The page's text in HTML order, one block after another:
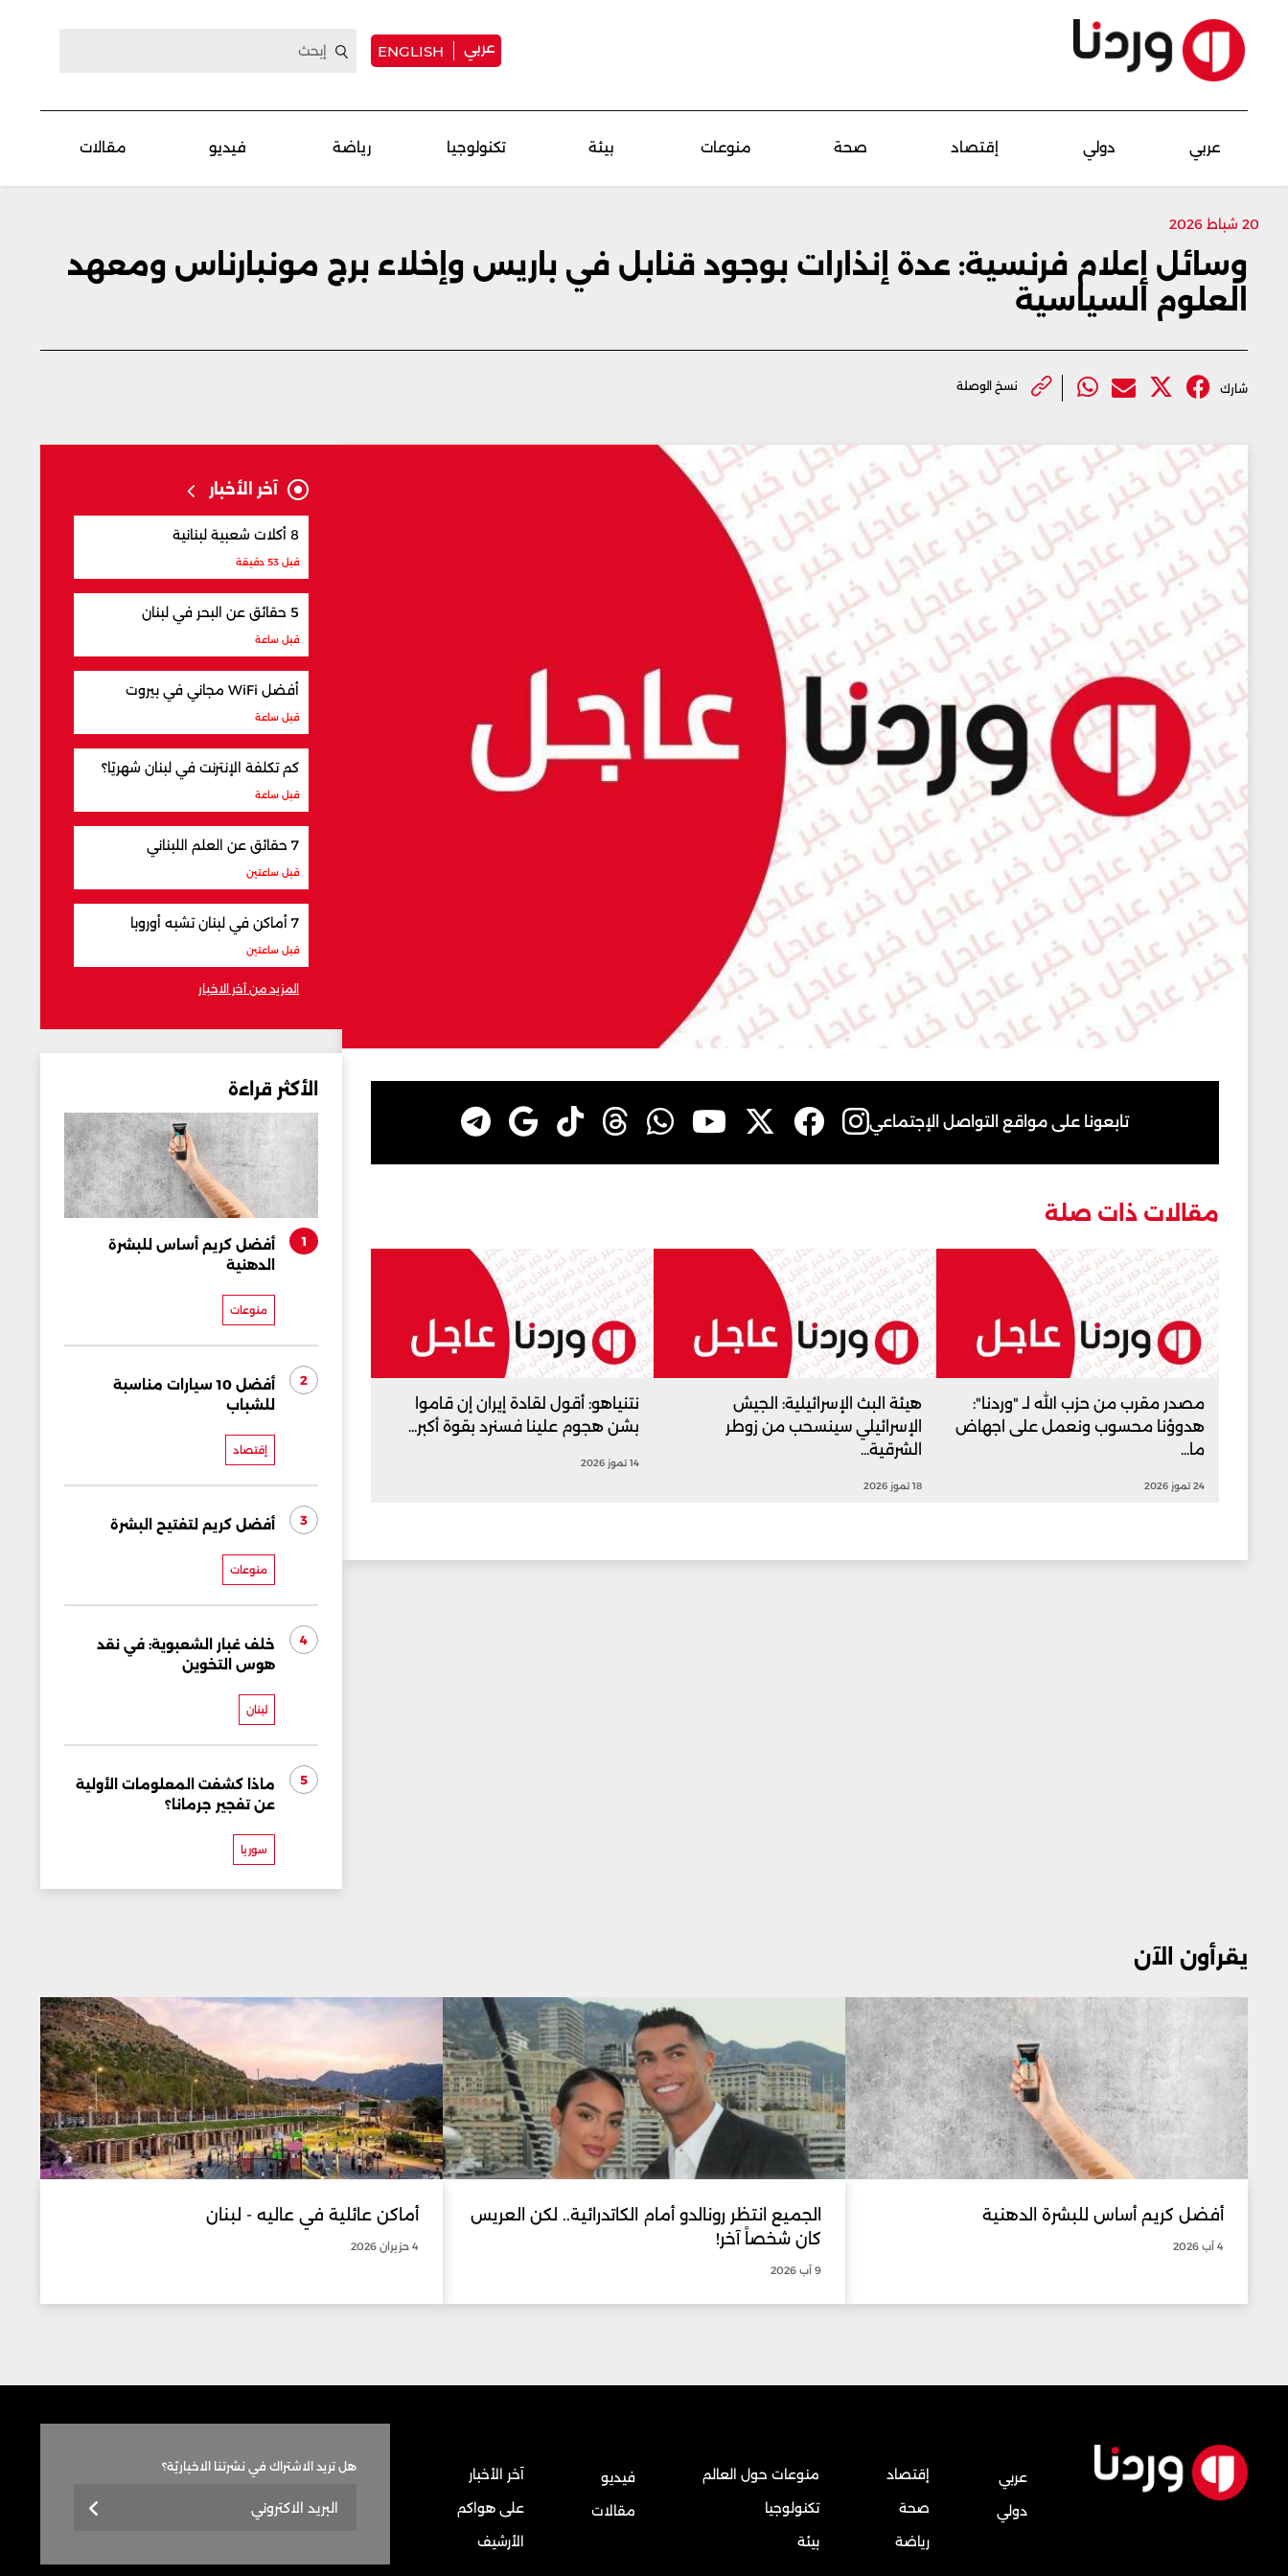
عربي ENGLISH
عربي دولي إقتصاد صحة منوعات بيئة تكنولوجيا رياضة فيديو مقالات
20 شباط 2026
وسائل إعلام فرنسية: عدة إنذارات بوجود قنابل في باريس وإخلاء برج مونبارناس ومعهد
العلوم السياسية
شارك نسخ الوصلة
تابعونا على مواقع التواصل الإجتماعي
مقالات ذات صلة
مصدر مقرب من حزب الله لـ "وردنا":
هدوؤنا محسوب ونعمل على اجهاض
ما...
24 تموز 2026
هيئة البث الإسرائيلية: الجيش
الإسرائيلي سينسحب من زوطر
الشرقية...
18 تموز 2026
نتنياهو: أقول لقادة إيران إن قاموا
بشن هجوم علينا فسنرد بقوة أكبر...
14 تموز 2026
آخر الأخبار
8 أكلات شعبية لبنانية
قبل 53 دقيقة
5 حقائق عن البحر في لبنان
قبل ساعة
أفضل WiFi مجاني في بيروت
قبل ساعة
كم تكلفة الإنترنت في لبنان شهريًا؟
قبل ساعة
7 حقائق عن العلم اللبناني
قبل ساعتين
7 أماكن في لبنان تشبه أوروبا
قبل ساعتين
المزيد من آخر الاخبار
الأكثر قراءة
1
أفضل كريم أساس للبشرة
الدهنية
منوعات
2
أفضل 10 سيارات مناسبة
للشباب
إقتصاد
3 أفضل كريم لتفتيح البشرة
منوعات
4
خلف غبار الشعبوية: في نقد
هوس التخوين
لبنان
5
ماذا كشفت المعلومات الأولية
عن تفجير جرمانا؟
سوريا
يقرأون الآن
أفضل كريم أساس للبشرة الدهنية
4 آب 2026
الجميع انتظر رونالدو أمام الكاتدرائية.. لكن العريس
كان شخصاً آخر!
9 آب 2026
أماكن عائلية في عاليه - لبنان
4 حزيران 2026
عربي
دولي
إقتصاد
صحة
رياضة
منوعات حول العالم
تكنولوجيا
بيئة
فيديو
مقالات
آخر الأخبار
على هواكم
الأرشيف
هل تريد الاشتراك في نشرتنا الاخباريّة؟